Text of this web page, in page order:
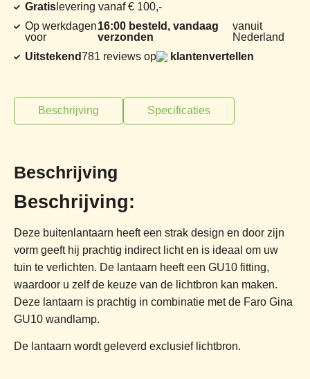
Gratis levering vanaf € 100,-
Op werkdagen
voor
16:00 besteld, vandaag
verzonden
vanuit
Nederland
Uitstekend781 reviews op klantenvertellen
Beschrijving Specificaties
Beschrijving
Beschrijving:
Deze buitenlantaarn heeft een strak design en door zijn
vorm geeft hij prachtig indirect licht en is ideaal om uw
tuin te verlichten. De lantaarn heeft een GU10 fitting,
waardoor u zelf de keuze van de lichtbron kan maken.
Deze lantaarn is prachtig in combinatie met de Faro Gina
GU10 wandlamp.
De lantaarn wordt geleverd exclusief lichtbron.